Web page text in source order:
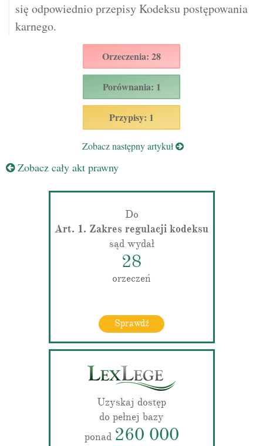
się odpowiednio przepisy Kodeksu postępowania
karnego.
Orzeczenia: 28
Porównania: 1
Przypisy: 1
Zobacz następny artykuł
Zobacz cały akt prawny
Do
Art. 1. Zakres regulacji kodeksu
sąd wydał
28
orzeczeń
Sprawdź
Uzyskaj dostęp
do pełnej bazy
ponad 260 000